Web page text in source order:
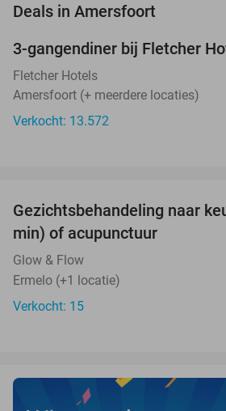
Deals in Amersfoort
3-gangendiner bij Fletcher
Fletcher Hotels
Amersfoort (+ meerdere locaties)
Verkocht: 13.572
TODAY
Gezichtsbehandeling naar
min) of acupunctuur
Glow & Flow
Ermelo (+1 locatie)
Verkocht: 15